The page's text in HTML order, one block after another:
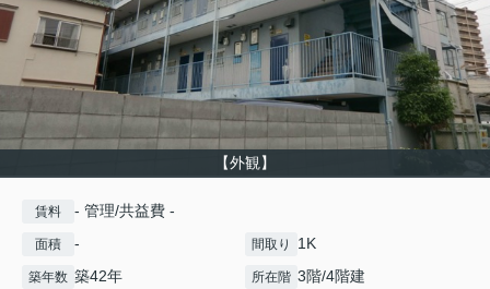
【外観】
賃料 - 管理/共益費 -
面積 - 間取り 1K
築年数 築42年 所在階 3階/4階建